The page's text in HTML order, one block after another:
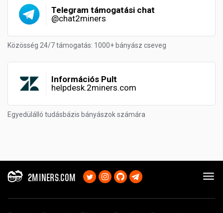
Telegram támogatási chat
@chat2miners
Közösség 24/7 támogatás: 1000+ bányász cseveg
Információs Pult
helpdesk.2miners.com
Egyedülálló tudásbázis bányászok számára
2MINERS.COM